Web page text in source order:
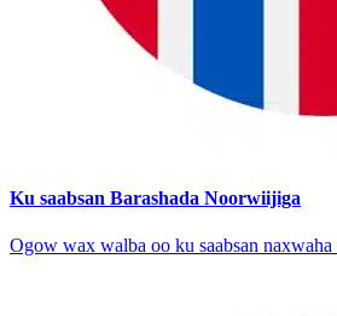
Ku saabsan Barashada Noorwiijiga
Ogow wax walba oo ku saabsan